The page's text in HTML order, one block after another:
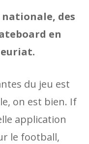
nationale, des
en
du jeu est
on est bien. If
application
le football,